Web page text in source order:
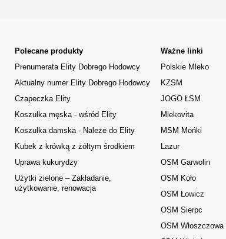
Polecane produkty
Prenumerata Elity Dobrego Hodowcy
Aktualny numer Elity Dobrego Hodowcy
Czapeczka Elity
Koszulka męska - wśród Elity
Koszulka damska - Należe do Elity
Kubek z krówką z żółtym środkiem
Uprawa kukurydzy
Użytki zielone – Zakładanie,
użytkowanie, renowacja
Ważne linki
Polskie Mleko
KZSM
JOGO ŁSM
Mlekovita
MSM Mońki
Lazur
OSM Garwolin
OSM Koło
OSM Łowicz
OSM Sierpc
OSM Włoszczowa